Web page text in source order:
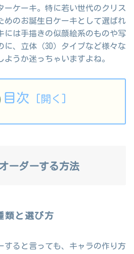
ーケーキ。特に若い世代のクリス
めのお誕生日ケーキとして選ばれ
には手描きの似顔絵系のものや写
に、立体（3D）タイプなど様々な
うか迷っちゃいますよね。
目次
ーダーする方法
類と選び方
すると言っても、キャラの作り方